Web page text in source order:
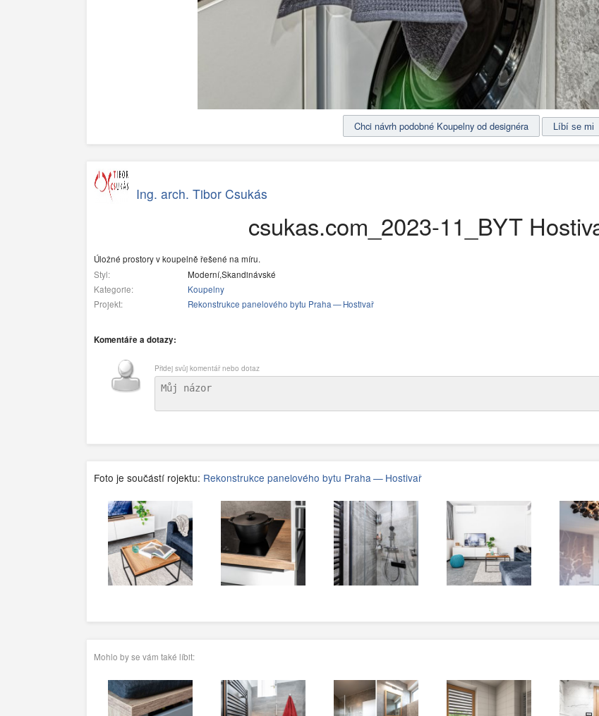
Chci návrh podobné Koupelny od designéra
Ing. arch. Tibor Csukás
csukas.com_2023-11_BYT
Úložné prostory v koupelně řešené na míru.
Styl:
Moderní,Skandinávské
Kategorie:
Koupelny
Projekt:
Rekonstrukce panelového bytu Praha — Hostivař
Komentáře a dotazy:
Přidej svůj komentář nebo dotaz
Foto je součástí rojektu: Rekonstrukce panelového bytu Praha — Hostivař
Mohlo by se vám také líbit: